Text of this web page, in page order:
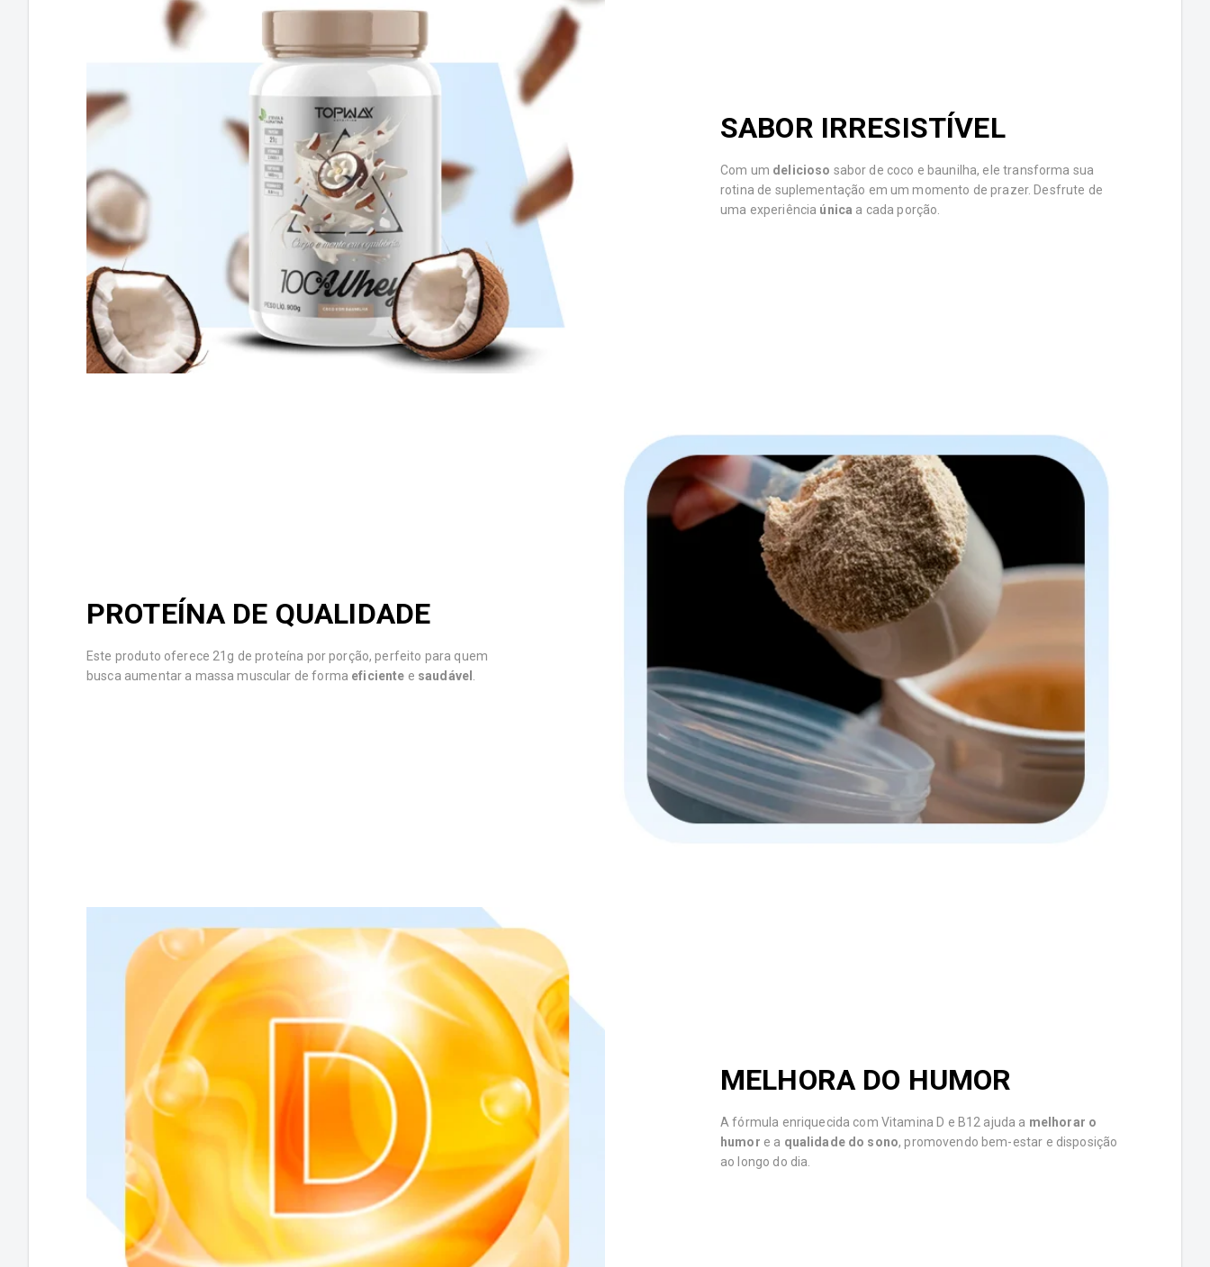
SABOR IRRESISTÍVEL
Com um delicioso sabor de coco e baunilha, ele transforma sua
rotina de suplementação em um momento de prazer. Desfrute de
uma experiência única a cada porção.
PROTEÍNA DE QUALIDADE
Este produto oferece 21g de proteína por porção, perfeito para quem
busca aumentar a massa muscular de forma eficiente e saudável
MELHORA DO HUMOR
A fórmula enriquecida com Vitamina D e B12 ajuda a melhorar o
humor e a qualidade do sono, promovendo bem-estar e disposição
ao longo do dia.